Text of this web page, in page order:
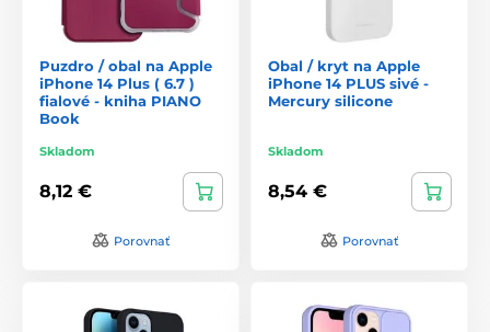
Puzdro / obal na Apple
iPhone 14 Plus ( 6.7 )
fialové - kniha PIANO
Book
Skladom
8,12 €
Porovnať
Obal / kryt na Apple
iPhone 14 PLUS sivé -
Mercury silicone
Skladom
8,54 €
Porovnať